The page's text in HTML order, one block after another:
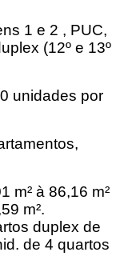
1 e 2 , PUC,
(12º e 13º
unidades por
m² à 86,16 m²
m².
duplex de
de 4 quartos